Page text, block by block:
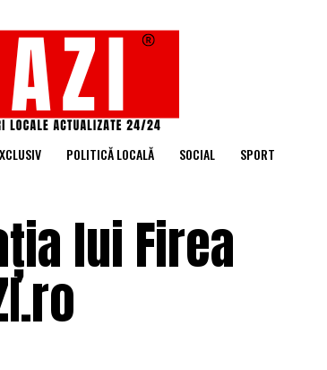
POLITICĂ LOCALĂ SOCIAL SPORT
lui Firea